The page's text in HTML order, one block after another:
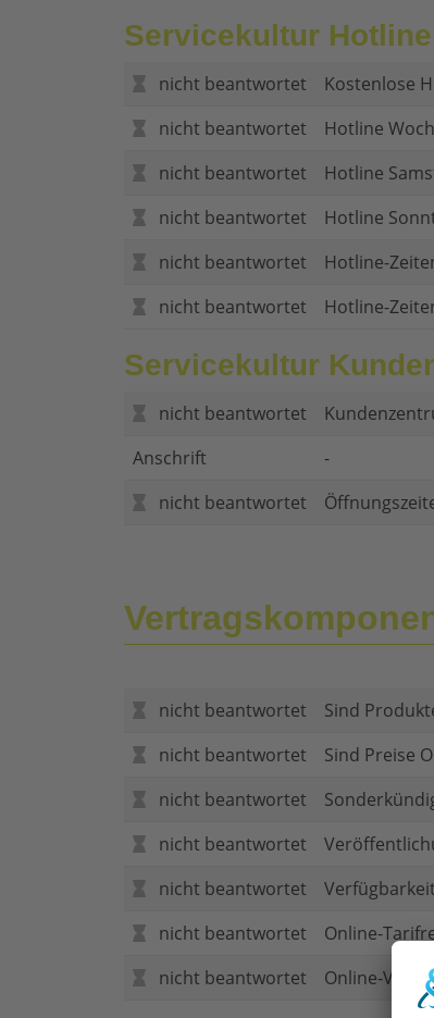
Servicekultur Hotline
nicht beantwortet
Kostenlose
nicht beantwortet
Hotline
nicht beantwortet
Hotline
nicht beantwortet
Hotline
nicht beantwortet
Hotline-
nicht beantwortet
Hotline-
Servicekultur
nicht beantwortet
Anschrift
-
nicht beantwortet
nicht beantwortet
Sind
nicht beantwortet
Sind Preise
nicht beantwortet
nicht beantwortet
nicht beantwortet
nicht beantwortet
Online-
nicht beantwortet
Online-